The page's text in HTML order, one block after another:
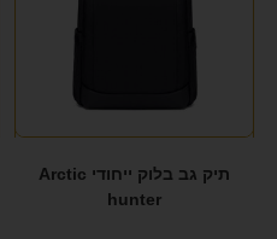
תיק גב בלוק ייחודי Arctic
hunter